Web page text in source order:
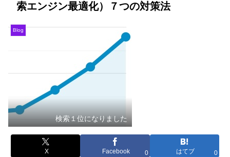
索エンジン最適化）７つの対策法
Blog
検索１位になりました
X Facebook 0 はてブ 0